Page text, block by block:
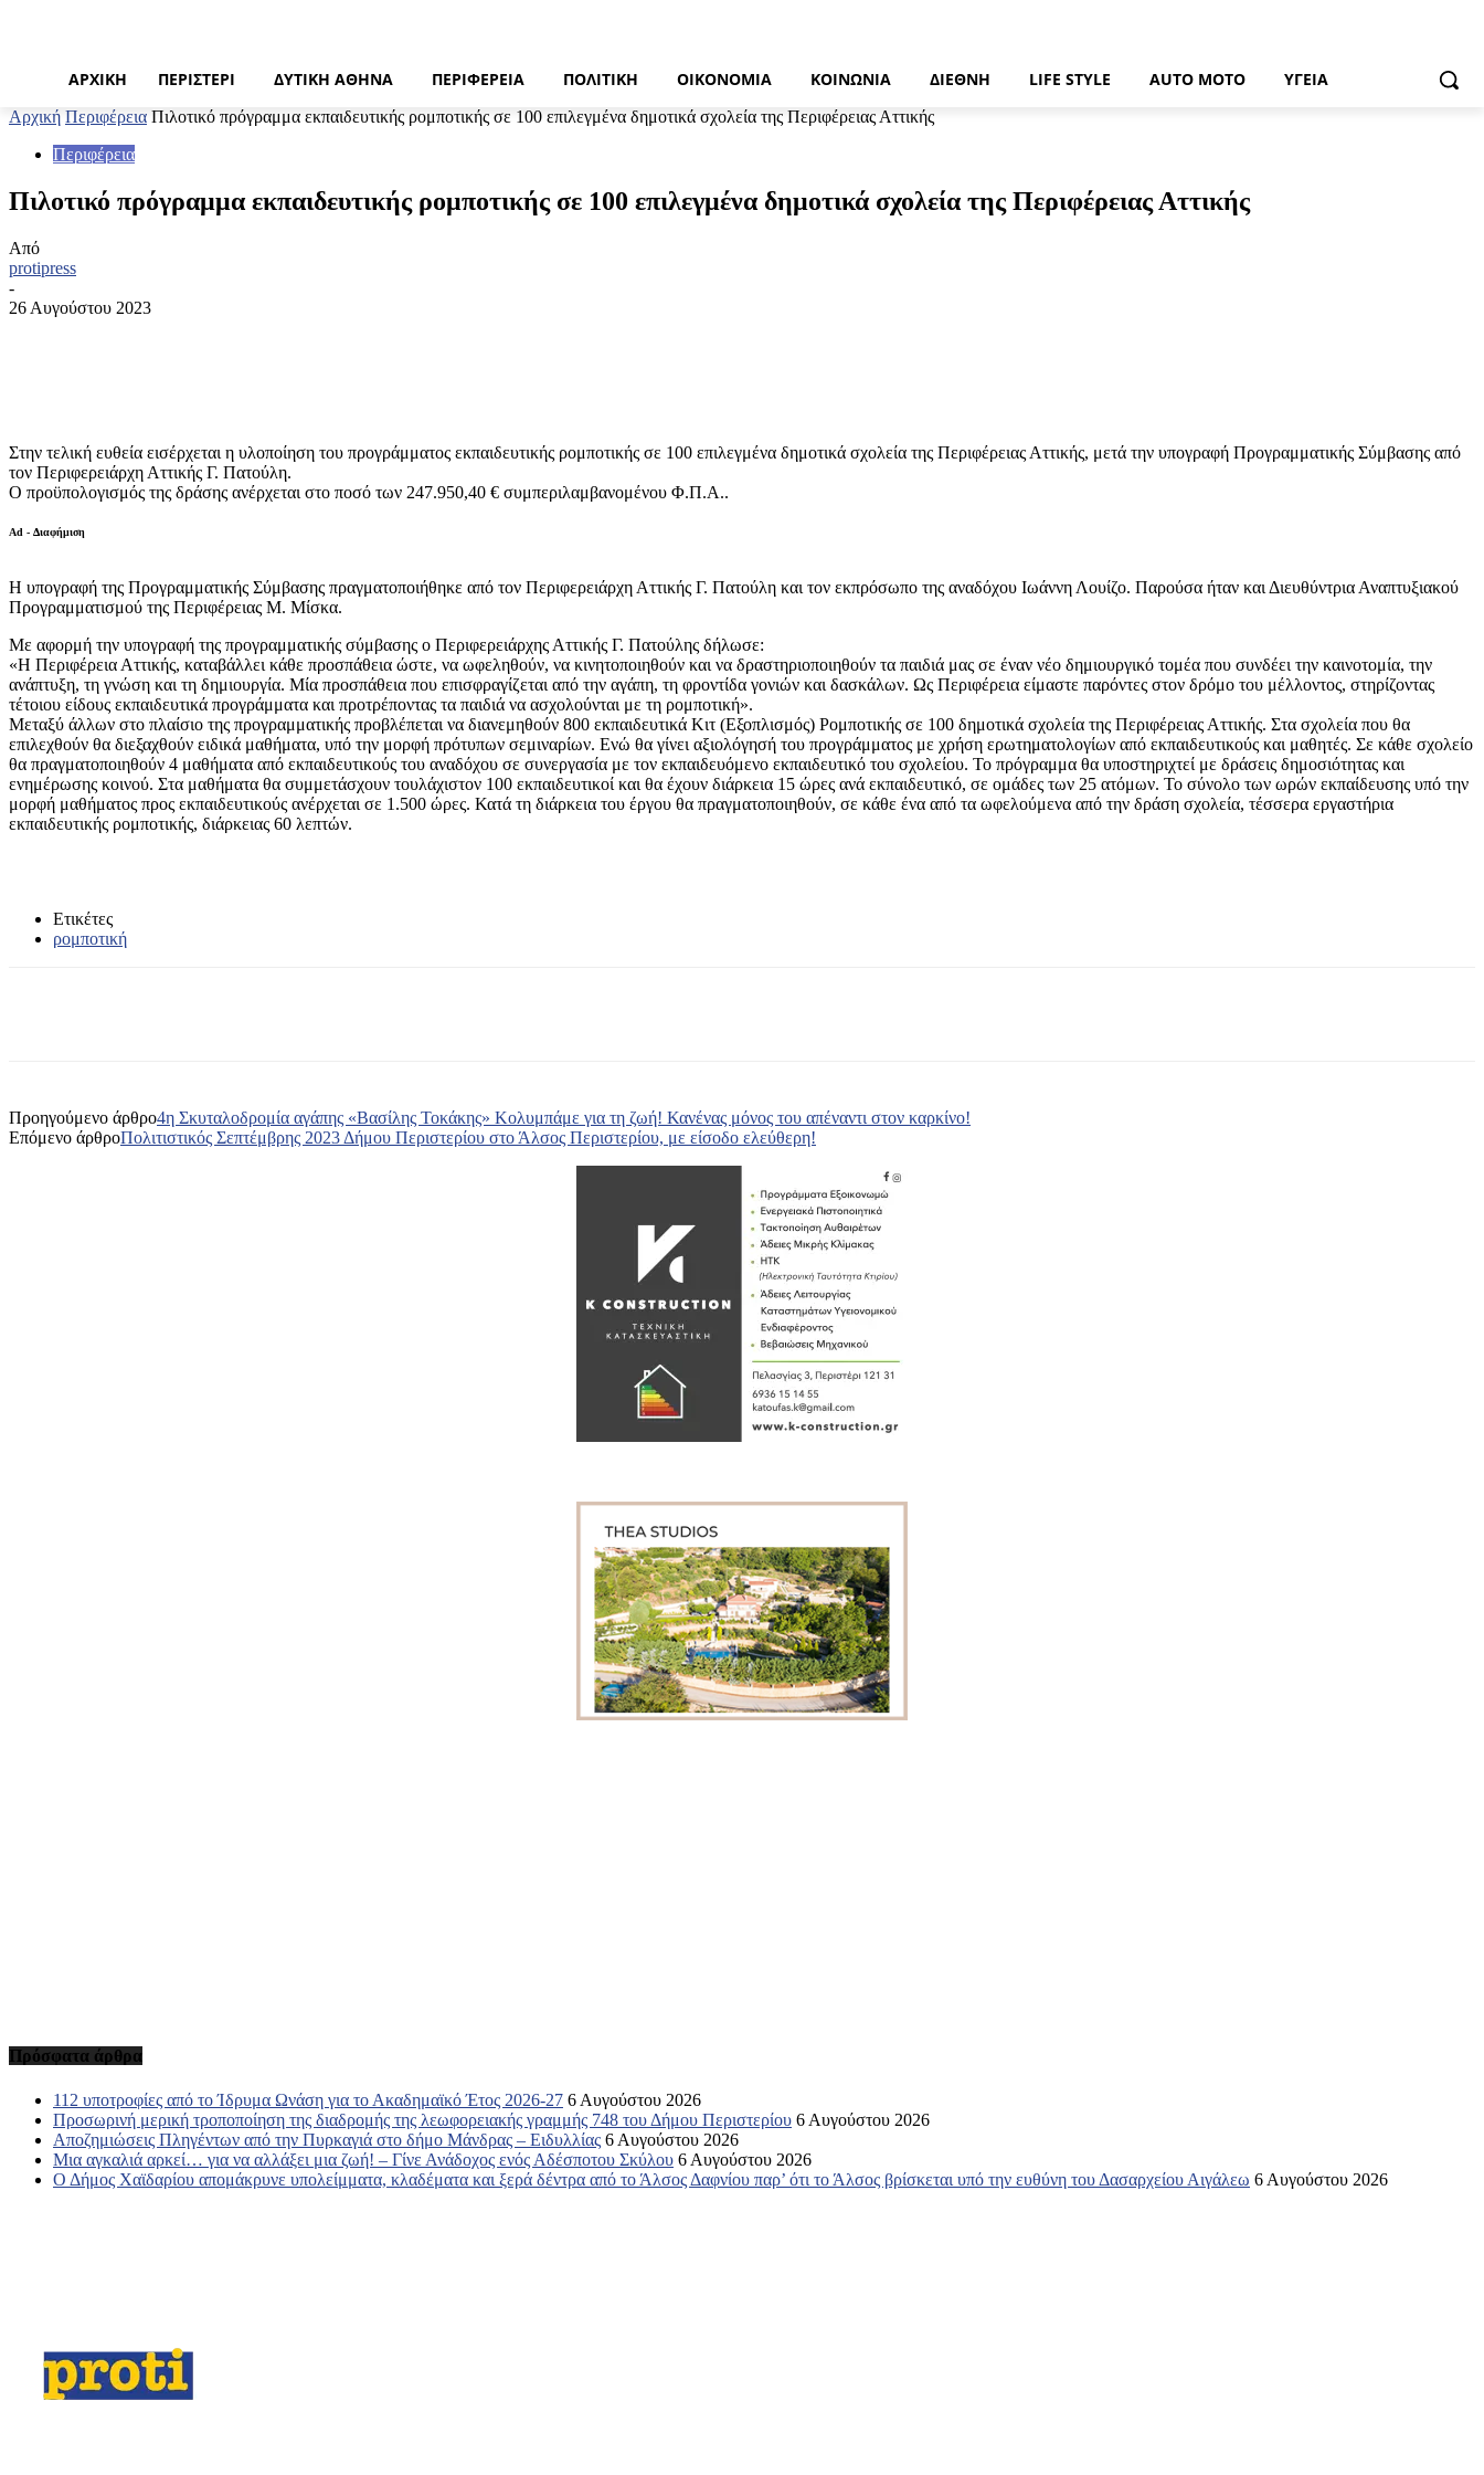
ΑΡΧΙΚΉ ΠΕΡΙΣΤΈΡΙ ΔΥΤΙΚΉ ΑΘΉΝΑ ΠΕΡΙΦΈΡΕΙΑ ΠΟΛΙΤΙΚΉ ΟΙΚΟΝΟΜΊΑ ΚΟΙΝΩΝΊΑ ΔΙΕΘΝΉ LIFE STYLE AUTO MOTO ΥΓΕΊΑ
Αρχική Περιφέρεια Πιλοτικό πρόγραμμα εκπαιδευτικής ρομποτικής σε 100 επιλεγμένα δημοτικά σχολεία της Περιφέρειας Αττικής
Περιφέρεια
Πιλοτικό πρόγραμμα εκπαιδευτικής ρομποτικής σε 100 επιλεγμένα δημοτικά σχολεία της Περιφέρειας Αττικής
Από
protipress
-
26 Αυγούστου 2023
Στην τελική ευθεία εισέρχεται η υλοποίηση του προγράμματος εκπαιδευτικής ρομποτικής σε 100 επιλεγμένα δημοτικά σχολεία της Περιφέρειας Αττικής, μετά την υπογραφή Προγραμματικής Σύμβασης από
τον Περιφερειάρχη Αττικής Γ. Πατούλη.
Ο προϋπολογισμός της δράσης ανέρχεται στο ποσό των 247.950,40 € συμπεριλαμβανομένου Φ.Π.Α..
Ad - Διαφήμιση
Η υπογραφή της Προγραμματικής Σύμβασης πραγματοποιήθηκε από τον Περιφερειάρχη Αττικής Γ. Πατούλη και τον εκπρόσωπο της αναδόχου Ιωάννη Λουίζο. Παρούσα ήταν και Διευθύντρια Αναπτυξιακού
Προγραμματισμού της Περιφέρειας Μ. Μίσκα.
Με αφορμή την υπογραφή της προγραμματικής σύμβασης ο Περιφερειάρχης Αττικής Γ. Πατούλης δήλωσε:
«Η Περιφέρεια Αττικής, καταβάλλει κάθε προσπάθεια ώστε, να ωφεληθούν, να κινητοποιηθούν και να δραστηριοποιηθούν τα παιδιά μας σε έναν νέο δημιουργικό τομέα που συνδέει την καινοτομία, την
ανάπτυξη, τη γνώση και τη δημιουργία. Μία προσπάθεια που επισφραγίζεται από την αγάπη, τη φροντίδα γονιών και δασκάλων. Ως Περιφέρεια είμαστε παρόντες στον δρόμο του μέλλοντος, στηρίζοντας
τέτοιου είδους εκπαιδευτικά προγράμματα και προτρέποντας τα παιδιά να ασχολούνται με τη ρομποτική».
Μεταξύ άλλων στο πλαίσιο της προγραμματικής προβλέπεται να διανεμηθούν 800 εκπαιδευτικά Κιτ (Εξοπλισμός) Ρομποτικής σε 100 δημοτικά σχολεία της Περιφέρειας Αττικής. Στα σχολεία που θα
επιλεχθούν θα διεξαχθούν ειδικά μαθήματα, υπό την μορφή πρότυπων σεμιναρίων. Ενώ θα γίνει αξιολόγησή του προγράμματος με χρήση ερωτηματολογίων από εκπαιδευτικούς και μαθητές. Σε κάθε σχολείο
θα πραγματοποιηθούν 4 μαθήματα από εκπαιδευτικούς του αναδόχου σε συνεργασία με τον εκπαιδευόμενο εκπαιδευτικό του σχολείου. Το πρόγραμμα θα υποστηριχτεί με δράσεις δημοσιότητας και
ενημέρωσης κοινού. Στα μαθήματα θα συμμετάσχουν τουλάχιστον 100 εκπαιδευτικοί και θα έχουν διάρκεια 15 ώρες ανά εκπαιδευτικό, σε ομάδες των 25 ατόμων. Το σύνολο των ωρών εκπαίδευσης υπό την
μορφή μαθήματος προς εκπαιδευτικούς ανέρχεται σε 1.500 ώρες. Κατά τη διάρκεια του έργου θα πραγματοποιηθούν, σε κάθε ένα από τα ωφελούμενα από την δράση σχολεία, τέσσερα εργαστήρια
εκπαιδευτικής ρομποτικής, διάρκειας 60 λεπτών.
Ετικέτες
ρομποτική
Προηγούμενο άρθρο4η Σκυταλοδρομία αγάπης «Βασίλης Τοκάκης» Κολυμπάμε για τη ζωή! Κανένας μόνος του απέναντι στον καρκίνο!
Επόμενο άρθροΠολιτιστικός Σεπτέμβρης 2023 Δήμου Περιστερίου στο Άλσος Περιστερίου, με είσοδο ελεύθερη!
Πρόσφατα άρθρα
112 υποτροφίες από το Ίδρυμα Ωνάση για το Ακαδημαϊκό Έτος 2026-27 6 Αυγούστου 2026
Προσωρινή μερική τροποποίηση της διαδρομής της λεωφορειακής γραμμής 748 του Δήμου Περιστερίου 6 Αυγούστου 2026
Αποζημιώσεις Πληγέντων από την Πυρκαγιά στο δήμο Μάνδρας – Ειδυλλίας 6 Αυγούστου 2026
Μια αγκαλιά αρκεί… για να αλλάξει μια ζωή! – Γίνε Ανάδοχος ενός Αδέσποτου Σκύλου 6 Αυγούστου 2026
Ο Δήμος Χαϊδαρίου απομάκρυνε υπολείμματα, κλαδέματα και ξερά δέντρα από το Άλσος Δαφνίου παρ’ ότι το Άλσος βρίσκεται υπό την ευθύνη του Δασαρχείου Αιγάλεω 6 Αυγούστου 2026